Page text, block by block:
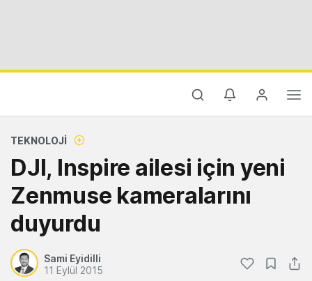
TEKNOLOJI
DJI, Inspire ailesi için yeni
Zenmuse kameralarını
duyurdu
Sami Eyidilli
11 Eylül 2015